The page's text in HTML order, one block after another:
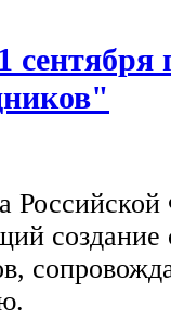
создание